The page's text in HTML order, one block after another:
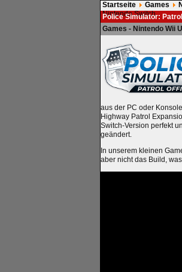
Startseite Games
Nintendo Switch
Police Simulator:
Games - Nintendo Wii
aus der PC oder
Highway Patrol
Switch-Version perfekt
geändert.
In unserem kleinen
aber nicht das Build,